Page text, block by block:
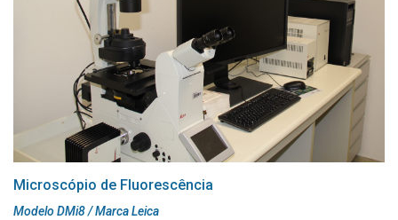
Microscópio de Fluorescência
Modelo DMi8 / Marca Leica